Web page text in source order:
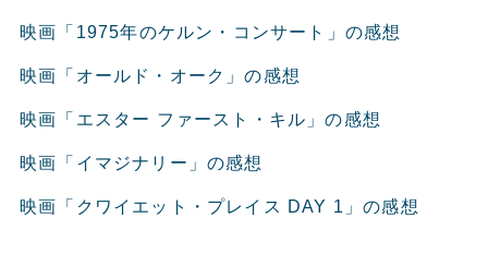
映画「1975年のケルン・コンサート」の感想
映画「オールド・オーク」の感想
映画「エスター ファースト・キル」の感想
映画「イマジナリー」の感想
映画「クワイエット・プレイス DAY 1」の感想